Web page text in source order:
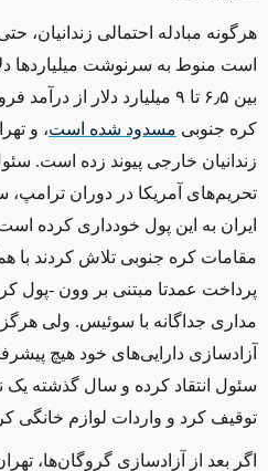
هرگونه مبادله احتمالی
است منوط به سرنوشت میلیاردها
بین ۶٫۵ تا ۹ میلیارد دلار از
کره جنوبی مسدود شده است، و
زندانیان خارجی پیوند زده است.
تحریم‌های آمریکا در دوران
ایران به این پول خودداری کرده
مقامات کره جنوبی تلاش کردند با
پرداخت عمدتا مبتنی بر وون -پول
مداری جداگانه با سوئیس‌. ولی هرگز
آزادسازی دارایی‌های خود هیچ
سئول انتقاد کرده و سال گذشته یک
توقیف کرد و واردات لوازم خانگی
اگر بعد از آزادسازی گروگان‌ها،